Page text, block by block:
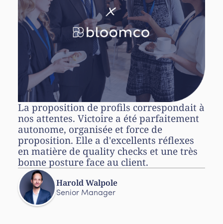
La proposition de profils correspondait à
nos attentes. Victoire a été parfaitement
autonome, organisée et force de
proposition. Elle a d'excellents réflexes
en matière de quality checks et une très
bonne posture face au client.
Harold Walpole
Senior Manager